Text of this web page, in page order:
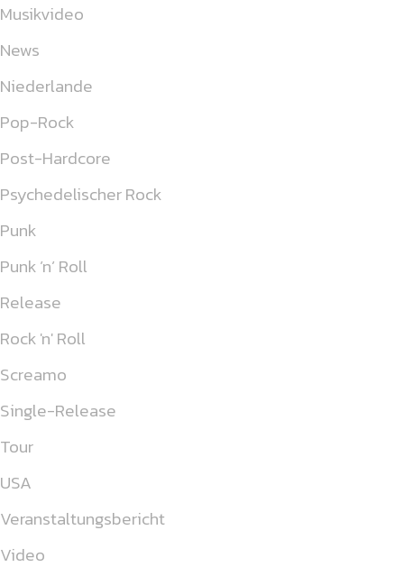
Musikvideo
News
Niederlande
Pop-Rock
Post-Hardcore
Psychedelischer Rock
Punk
Punk ’n’ Roll
Release
Rock 'n' Roll
Screamo
Single-Release
Tour
USA
Veranstaltungsbericht
Video